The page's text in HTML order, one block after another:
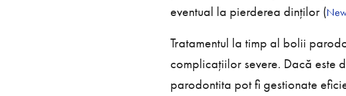
eventual la pierderea dinților​ (
Tratamentul la timp al bolii
complicațiilor severe. Dacă este
parodontita pot fi gestionate